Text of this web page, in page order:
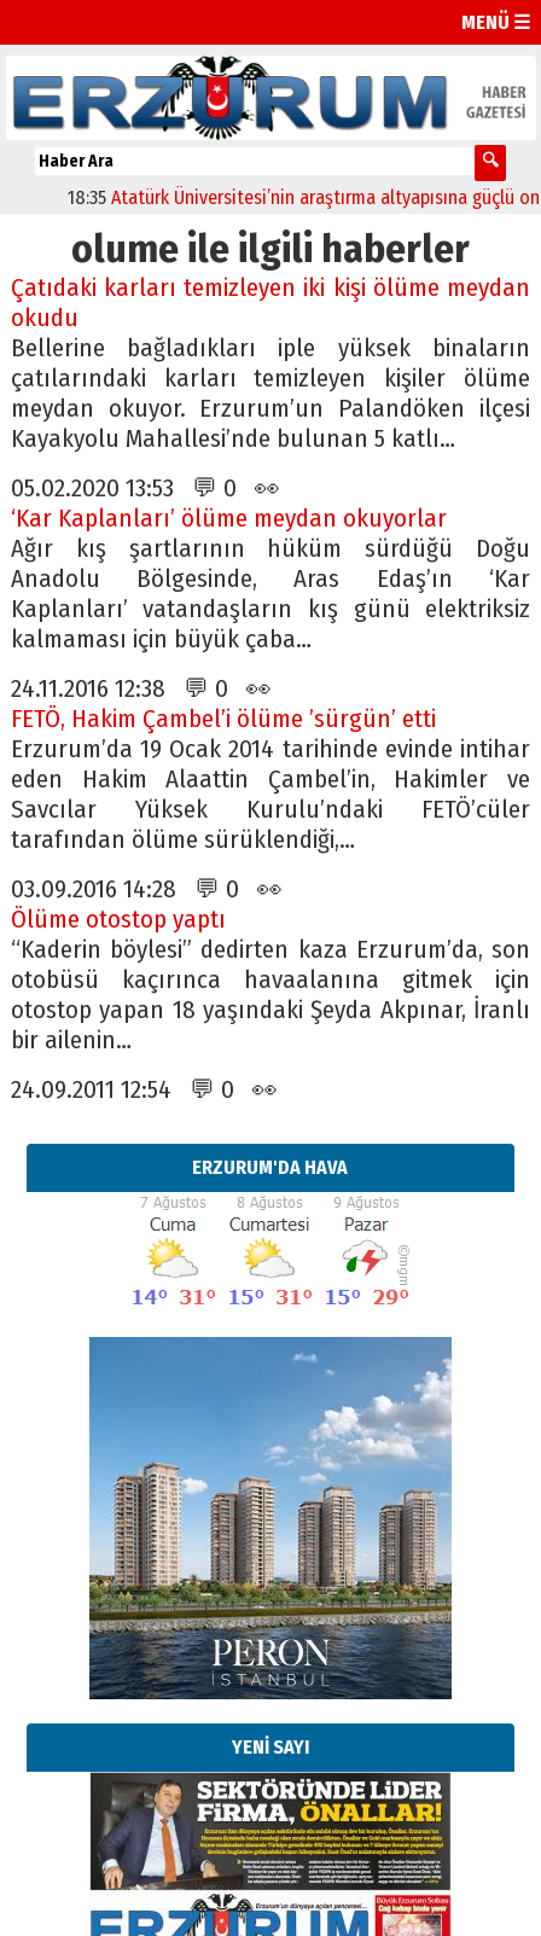
MENÜ ☰
18:35 Atatürk Üniversitesi’nin araştırma altyapısına güçlü onay
olume ile ilgili haberler
Çatıdaki karları temizleyen iki kişi ölüme meydan
okudu
Bellerine bağladıkları iple yüksek binaların
çatılarındaki karları temizleyen kişiler ölüme
meydan okuyor. Erzurum’un Palandöken ilçesi
Kayakyolu Mahallesi’nde bulunan 5 katlı…
05.02.2020 13:53 💬 0 👀
‘Kar Kaplanları’ ölüme meydan okuyorlar
Ağır kış şartlarının hüküm sürdüğü Doğu
Anadolu Bölgesinde, Aras Edaş’ın ‘Kar
Kaplanları’ vatandaşların kış günü elektriksiz
kalmaması için büyük çaba…
24.11.2016 12:38 💬 0 👀
FETÖ, Hakim Çambel’i ölüme ’sürgün’ etti
Erzurum’da 19 Ocak 2014 tarihinde evinde intihar
eden Hakim Alaattin Çambel’in, Hakimler ve
Savcılar Yüksek Kurulu’ndaki FETÖ’cüler
tarafından ölüme sürüklendiği,…
03.09.2016 14:28 💬 0 👀
Ölüme otostop yaptı
“Kaderin böylesi” dedirten kaza Erzurum’da, son
otobüsü kaçırınca havaalanına gitmek için
otostop yapan 18 yaşındaki Şeyda Akpınar, İranlı
bir ailenin…
24.09.2011 12:54 💬 0 👀
ERZURUM'DA HAVA
YENİ SAYI